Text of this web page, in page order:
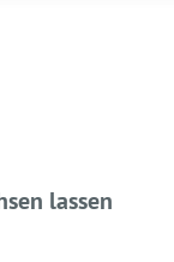
lassen